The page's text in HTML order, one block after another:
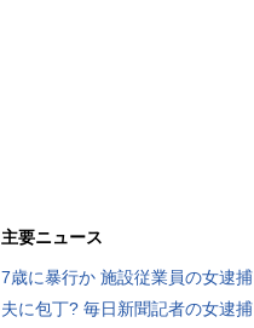
主要ニュース
7歳に暴行か 施設従業員の女逮捕
夫に包丁? 毎日新聞記者の女逮捕